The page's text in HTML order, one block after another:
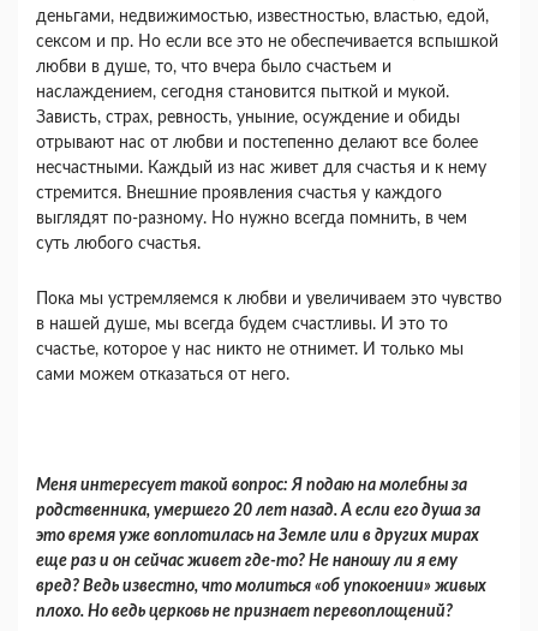
деньгами, недвижимостью, известно­стью, властью, едой,
сексом и пр. Но если все это не обеспечивается вспышкой
любви в душе, то, что вчера было счастьем и
наслаждением, сегодня становится пыткой и мукой.
Зависть, страх, рев­ность, уныние, осуждение и обиды
отрывают нас от любви и постепенно делают все более
несчаст­ными. Каждый из нас живет для счастья и к нему
стремится. Внешние проявления счастья у каждо­го
выглядят по-разному. Но нужно всегда по­мнить, в чем
суть любого счастья.
Пока мы устремляемся к любви и увеличиваем это чувство
в нашей душе, мы всегда будем счаст­ливы. И это то
счастье, которое у нас никто не от­нимет. И только мы
сами можем отказаться от него.
Меня интересует такой вопрос: Я подаю на молебны за
родственника, умершего 20 лет на­зад. А если его душа за
это время уже воплоти­лась на Земле или в других мирах
еще раз и он сейчас живет где-то? Не наношу ли я ему
вред? Ведь известно, что молиться «об упокоении» жи­вых
плохо. Но ведь церковь не признает перево­площений?